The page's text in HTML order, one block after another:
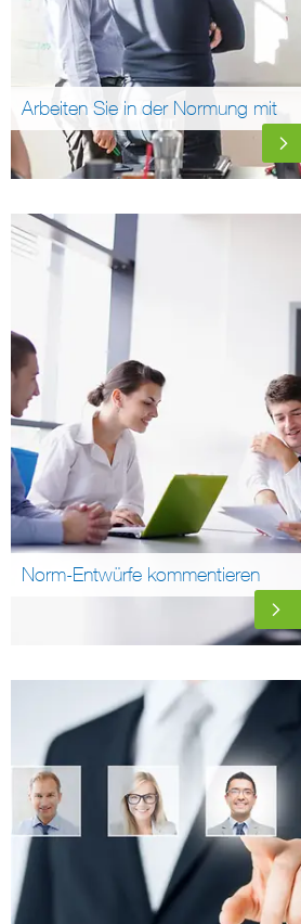
Arbeiten Sie in der Normung mit
Norm-Entwürfe kommentieren